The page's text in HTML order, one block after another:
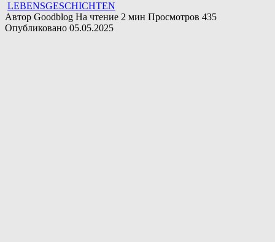
LEBENSGESCHICHTEN
Автор Goodblog На чтение 2 мин Просмотров 435
Опубликовано 05.05.2025